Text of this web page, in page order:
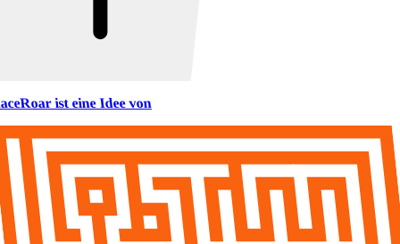
ist eine Idee von